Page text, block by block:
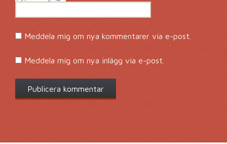
Meddela mig om nya kommentarer via e-post.
Meddela mig om nya inlägg via e-post.